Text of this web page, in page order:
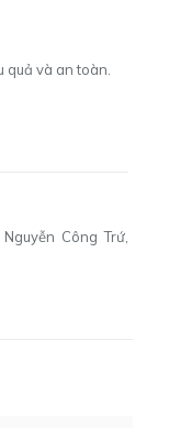
quả và an toàn.
Công Trứ,